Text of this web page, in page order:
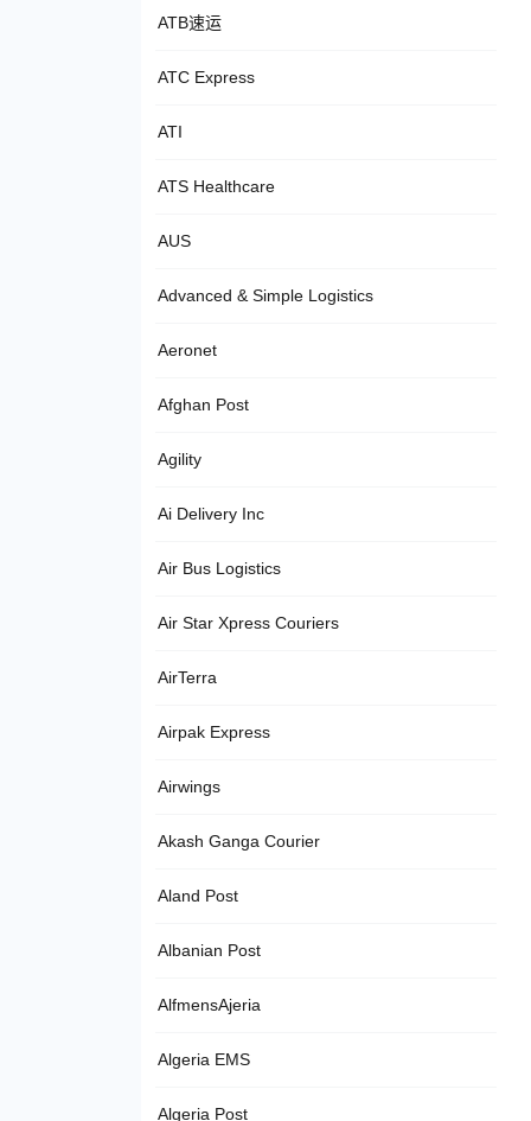
ATB速运
ATC Express
ATI
ATS Healthcare
AUS
Advanced & Simple Logistics
Aeronet
Afghan Post
Agility
Ai Delivery Inc
Air Bus Logistics
Air Star Xpress Couriers
AirTerra
Airpak Express
Airwings
Akash Ganga Courier
Aland Post
Albanian Post
AlfmensAjeria
Algeria EMS
Algeria Post